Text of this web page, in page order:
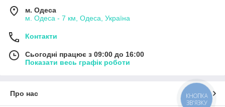
м. Одеса
м. Одеса - 7 км, Одеса, Україна
Контакти
Сьогодні працює з 09:00 до 16:00
Показати весь графік роботи
Про нас
КНОПКА
ЗВ'ЯЗКУ